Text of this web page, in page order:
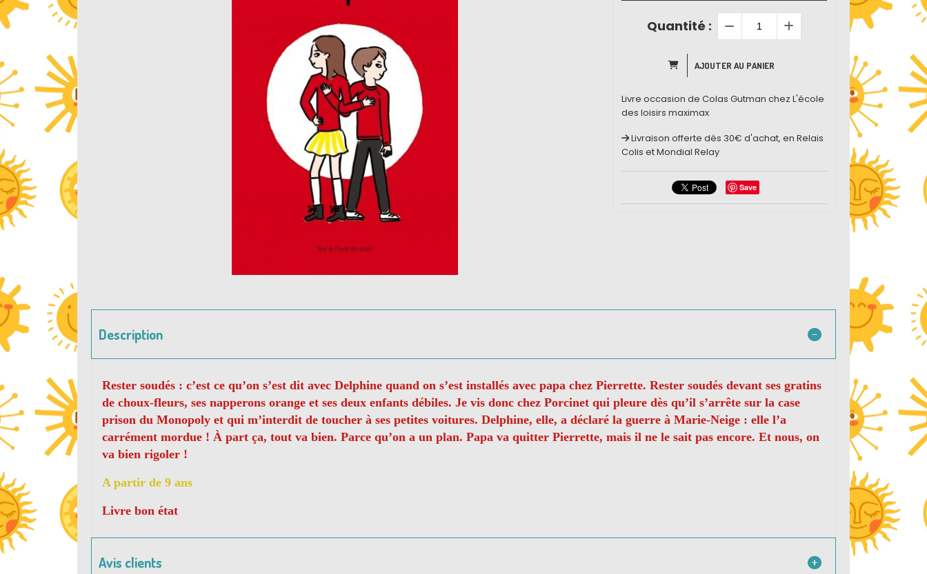
Quantité :
AJOUTER AU PANIER
Livre occasion de Colas Gutman chez L'école
des loisirs maximax
Livraison offerte dès 30€ d'achat, en Relais
Colis et Mondial Relay
Save
Description
Rester soudés : c’est ce qu’on s’est dit avec Delphine quand on s’est installés avec papa chez Pierrette. Rester soudés devant ses gratins
de choux-fleurs, ses napperons orange et ses deux enfants débiles. Je vis donc chez Porcinet qui pleure dès qu’il s’arrête sur la case
prison du Monopoly et qui m’interdit de toucher à ses petites voitures. Delphine, elle, a déclaré la guerre à Marie-Neige : elle l’a
carrément mordue ! À part ça, tout va bien. Parce qu’on a un plan. Papa va quitter Pierrette, mais il ne le sait pas encore. Et nous, on
va bien rigoler !
A partir de 9 ans
Livre bon état
Avis clients